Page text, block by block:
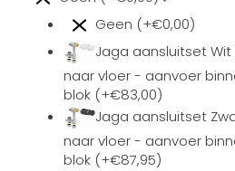
Geen (+€0,00)
Jaga aansluitset Wit
naar vloer - aanvoer
blok (+€83,00)
Jaga aansluitset
naar vloer - aanvoer
blok (+€87,95)